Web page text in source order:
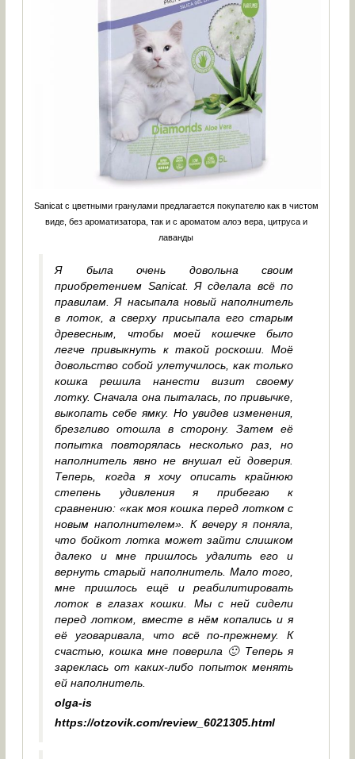
Sanicat с цветными гранулами предлагается покупателю как в чистом
виде, без ароматизатора, так и с ароматом алоэ вера, цитруса и
лаванды
Я была очень довольна своим
приобретением Sanicat. Я сделала всё по
правилам. Я насыпала новый наполнитель
в лоток, а сверху присыпала его старым
древесным, чтобы моей кошечке было
легче привыкнуть к такой роскоши. Моё
довольство собой улетучилось, как только
кошка решила нанести визит своему
лотку. Сначала она пыталась, по привычке,
выкопать себе ямку. Но увидев изменения,
брезгливо отошла в сторону. Затем её
попытка повторялась несколько раз, но
наполнитель явно не внушал ей доверия.
Теперь, когда я хочу описать крайнюю
степень удивления я прибегаю к
сравнению: «как моя кошка перед лотком с
новым наполнителем». К вечеру я поняла,
что бойкот лотка может зайти слишком
далеко и мне пришлось удалить его и
вернуть старый наполнитель. Мало того,
мне пришлось ещё и реабилитировать
лоток в глазах кошки. Мы с ней сидели
перед лотком, вместе в нём копались и я
её уговаривала, что всё по-прежнему. К
счастью, кошка мне поверила 🙂 Теперь я
зареклась от каких-либо попыток менять
ей наполнитель.
olga-is
https://otzovik.com/review_6021305.html